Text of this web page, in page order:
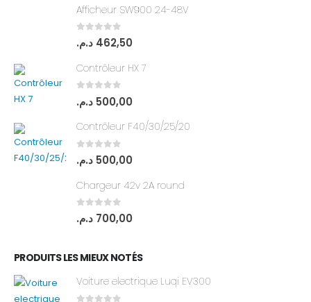
Afficheur SW900 24-48V
0out of 5
462,50 د.م.
Contrôleur HX 7
0out of 5
500,00 د.م.
Contrôleur F40/30/25/20
0out of 5
500,00 د.م.
Chargeur 42v 2A round
0out of 5
700,00 د.م.
PRODUITS LES MIEUX NOTÉS
Voiture electrique Luqi EV300